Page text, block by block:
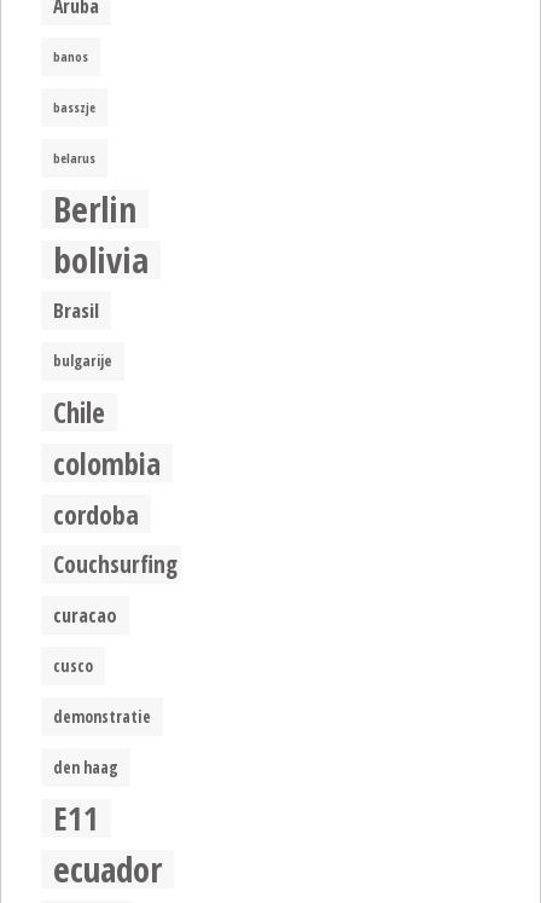
Aruba
banos
basszje
belarus
Berlin
bolivia
Brasil
bulgarije
Chile
colombia
cordoba
Couchsurfing
curacao
cusco
demonstratie
den haag
E11
ecuador